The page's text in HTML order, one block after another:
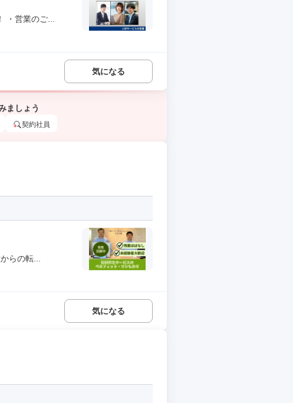
・営業のご...
気になる
ましょう
契約社員
らの転...
気になる